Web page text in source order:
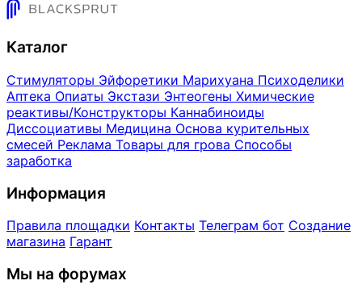
Каталог
Стимуляторы Эйфоретики Марихуана Психоделики
Аптека Опиаты Экстази Энтеогены Химические
реактивы/Конструкторы Каннабиноиды
Диссоциативы Медицина Основа курительных
смесей Реклама Товары для грова Способы
заработка
Информация
Правила площадки Контакты Телеграм бот Создание
магазина Гарант
Мы на форумах